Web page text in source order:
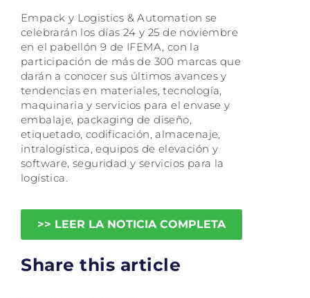
Empack y Logistics & Automation se
celebrarán los días 24 y 25 de noviembre
en el pabellón 9 de IFEMA, con la
participación de más de 300 marcas que
darán a conocer sus últimos avances y
tendencias en materiales, tecnología,
maquinaria y servicios para el envase y
embalaje, packaging de diseño,
etiquetado, codificación, almacenaje,
intralogística, equipos de elevación y
software, seguridad y servicios para la
logística.
>> LEER LA NOTICIA COMPLETA
Share this article